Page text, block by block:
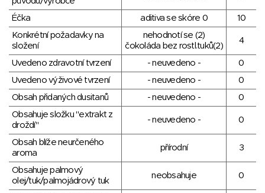
Éčka aditiva se skóre 0
10
Konkrétní požadavky na
složení
nehodnotí se (2)
čokoláda bez rostl.tuků(2)
4
Uvedeno zdravotní tvrzení - neuvedeno -
0
Uvedeno výživové tvrzení
- neuvedeno -
0
Obsah přidaných dusitanů
- neuvedeno -
0
Obsahuje složku "extrakt z
droždí"
- neuvedeno - 0
Obsah blíže neurčeného
aroma
přírodní 3
Obsahuje palmový
olej/tuk/palmojádrový tuk
neobsahuje 0